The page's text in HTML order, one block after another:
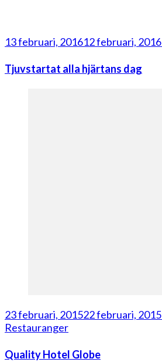
13 februari, 201612 februari, 2016
Tjuvstartat alla hjärtans dag
23 februari, 201522 februari, 2015
Restauranger
Quality Hotel Globe